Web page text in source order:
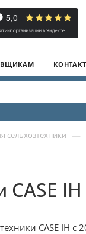
сельхозтехники —
CASE IH
CASE IH